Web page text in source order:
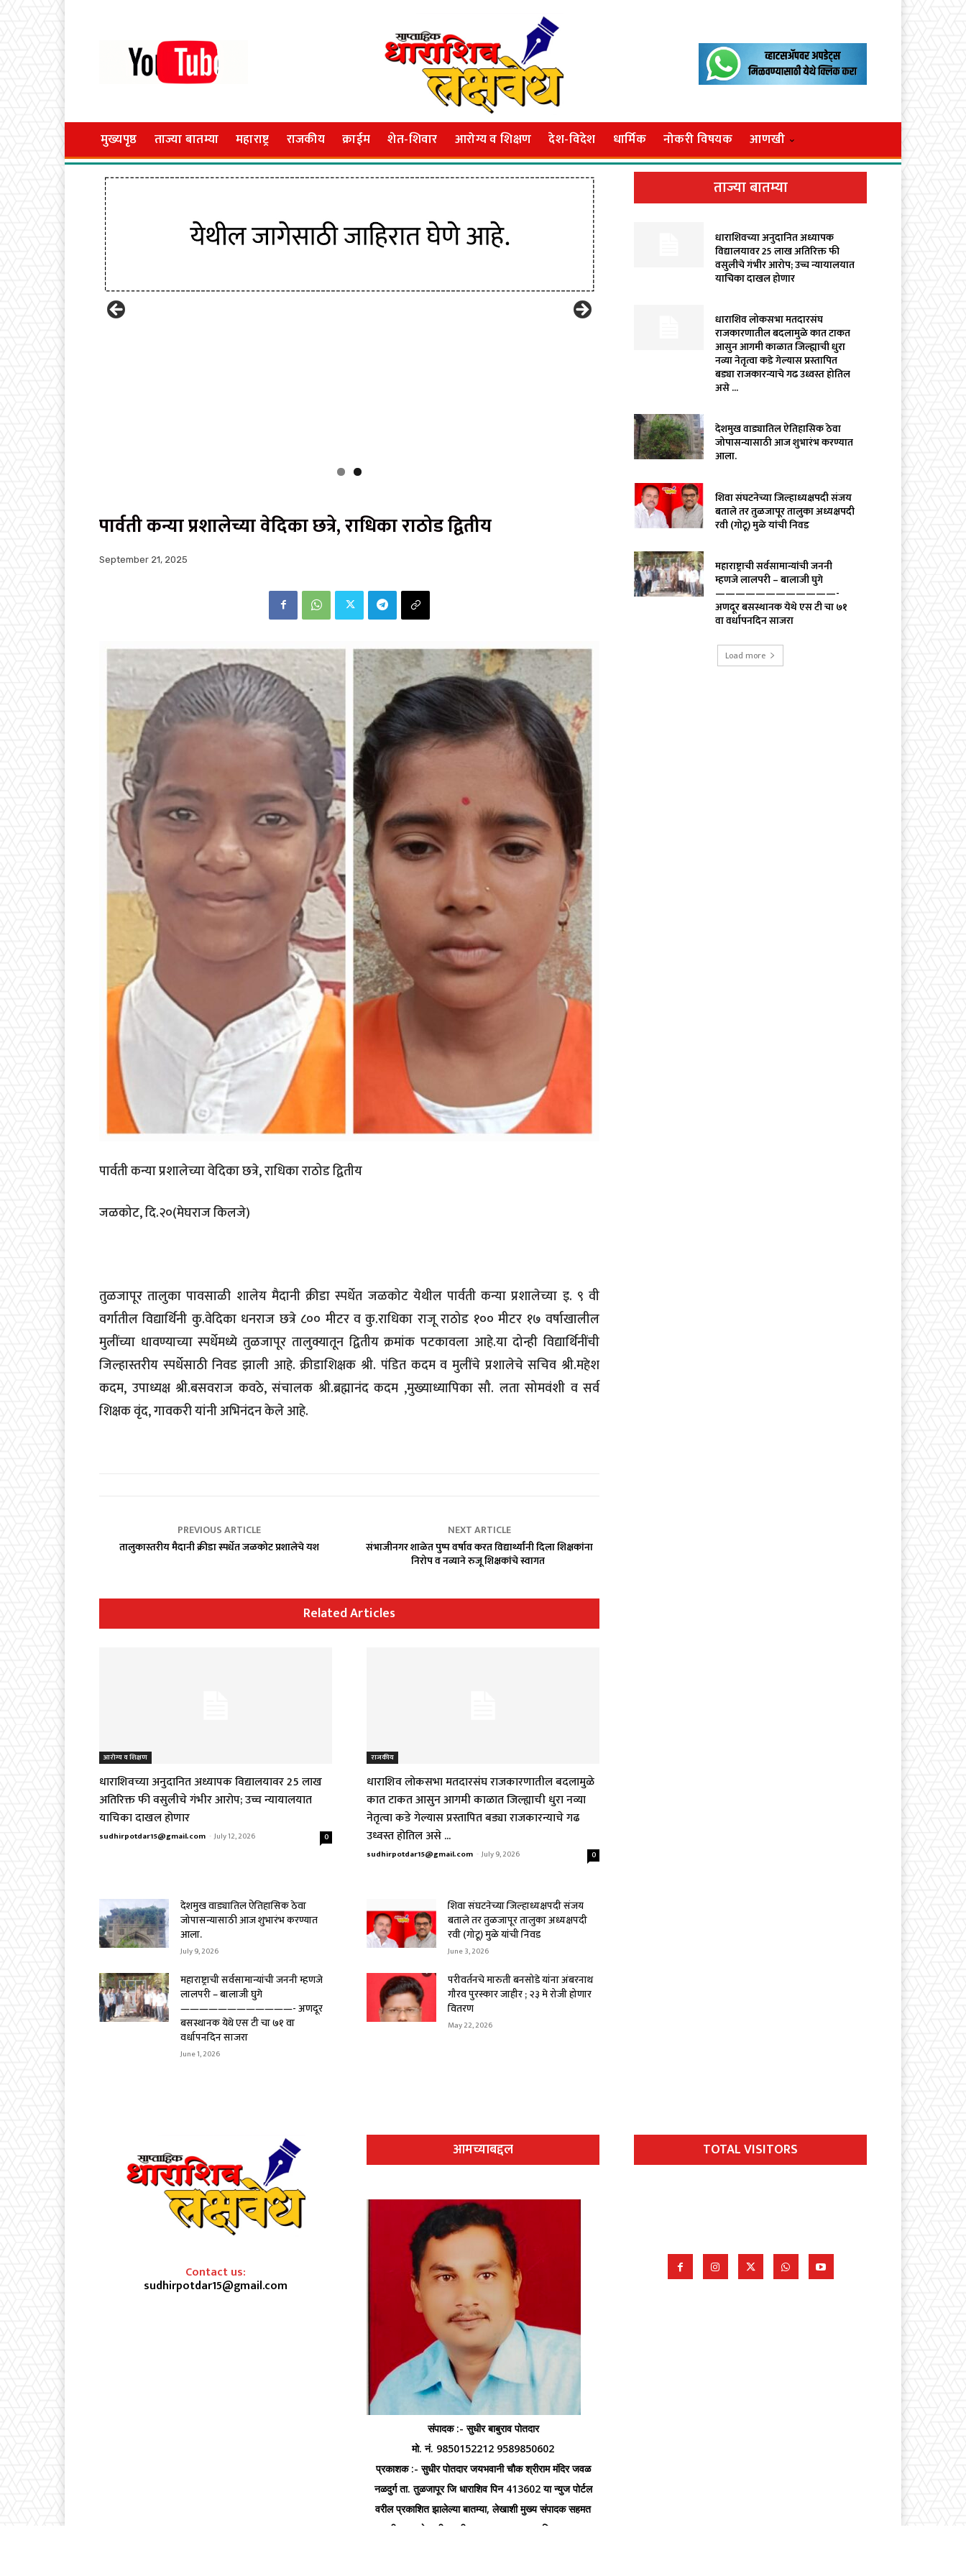
मुख्यपृष्ठ ताज्या बातम्या महाराष्ट्र राजकीय क्राईम शेत-शिवार आरोग्य व शिक्षण देश-विदेश धार्मिक नोकरी विषयक आणखी
पार्वती कन्या प्रशालेच्या वेदिका छत्रे, राधिका राठोड द्वितीय
September 21, 2025
पार्वती कन्या प्रशालेच्या वेदिका छत्रे, राधिका राठोड द्वितीय
जळकोट, दि.२०(मेघराज किलजे)
तुळजापूर तालुका पावसाळी शालेय मैदानी क्रीडा स्पर्धेत जळकोट येथील पार्वती कन्या प्रशालेच्या इ. ९ वी
वर्गातील विद्यार्थिनी कु.वेदिका धनराज छत्रे ८०० मीटर व कु.राधिका राजू राठोड १०० मीटर १७ वर्षाखालील
मुलींच्या धावण्याच्या स्पर्धेमध्ये तुळजापूर तालुक्यातून द्वितीय क्रमांक पटकावला आहे.या दोन्ही विद्यार्थिनींची
जिल्हास्तरीय स्पर्धेसाठी निवड झाली आहे. क्रीडाशिक्षक श्री. पंडित कदम व मुलींचे प्रशालेचे सचिव श्री.महेश
कदम, उपाध्यक्ष श्री.बसवराज कवठे, संचालक श्री.ब्रह्मानंद कदम ,मुख्याध्यापिका सौ. लता सोमवंशी व सर्व
शिक्षक वृंद, गावकरी यांनी अभिनंदन केले आहे.
PREVIOUS ARTICLE
तालुकास्तरीय मैदानी क्रीडा स्पर्धेत जळकोट प्रशालेचे यश
NEXT ARTICLE
संभाजीनगर शाळेत पुष्प वर्षाव करत विद्यार्थ्यांनी दिला शिक्षकांना
निरोप व नव्याने रुजू शिक्षकांचे स्वागत
Related Articles
आरोग्य व शिक्षण
धाराशिवच्या अनुदानित अध्यापक विद्यालयावर ₹25 लाख
अतिरिक्त फी वसुलीचे गंभीर आरोप; उच्च न्यायालयात
याचिका दाखल होणार
sudhirpotdar15@gmail.com - July 12, 2026 0
राजकीय
धाराशिव लोकसभा मतदारसंघ राजकारणातील बदलामुळे
कात टाकत आसुन आगमी काळात जिल्ह्याची धुरा नव्या
नेतृत्वा कडे गेल्यास प्रस्तापित बड्या राजकारन्याचे गढ
उध्वस्त होतिल असे ...
sudhirpotdar15@gmail.com - July 9, 2026 0
देशमुख वाड्यातिल ऐतिहासिक ठेवा
जोपासन्यासाठी आज शुभारंभ करण्यात
आला.
July 9, 2026
शिवा संघटनेच्या जिल्हाध्यक्षपदी संजय
बताले तर तुळजापूर तालुका अध्यक्षपदी
रवी (गोटू) मुळे यांची निवड
June 3, 2026
महाराष्ट्राची सर्वसामान्यांची जननी म्हणजे
लालपरी – बालाजी घुगे
————————————- अणदूर
बसस्थानक येथे एस टी चा ७१ वा
वर्धापनदिन साजरा
June 1, 2026
परीवर्तनचे मारुती बनसोडे यांना अंबरनाथ
गौरव पुरस्कार जाहीर ; २३ मे रोजी होणार
वितरण
May 22, 2026
ताज्या बातम्या
धाराशिवच्या अनुदानित अध्यापक
विद्यालयावर ₹25 लाख अतिरिक्त फी
वसुलीचे गंभीर आरोप; उच्च न्यायालयात
याचिका दाखल होणार
धाराशिव लोकसभा मतदारसंघ
राजकारणातील बदलामुळे कात टाकत
आसुन आगमी काळात जिल्ह्याची धुरा
नव्या नेतृत्वा कडे गेल्यास प्रस्तापित
बड्या राजकारन्याचे गढ उध्वस्त होतिल
असे ...
देशमुख वाड्यातिल ऐतिहासिक ठेवा
जोपासन्यासाठी आज शुभारंभ करण्यात
आला.
शिवा संघटनेच्या जिल्हाध्यक्षपदी संजय
बताले तर तुळजापूर तालुका अध्यक्षपदी
रवी (गोटू) मुळे यांची निवड
महाराष्ट्राची सर्वसामान्यांची जननी
म्हणजे लालपरी – बालाजी घुगे
————————————-
अणदूर बसस्थानक येथे एस टी चा ७१
वा वर्धापनदिन साजरा
Load more
Contact us:
sudhirpotdar15@gmail.com
आमच्याबद्दल
संपादक :- सुधीर बाबुराव पोतदार
मो. नं. 9850152212 9589850602
प्रकाशक :- सुधीर पोतदार जयभवानी चौक श्रीराम मंदिर जवळ
नळदुर्ग ता. तुळजापूर जि धाराशिव पिन 413602 या न्युज पोर्टल
वरील प्रकाशित झालेल्या बातम्या, लेखाशी मुख्य संपादक सहमत
असतीलच असे नाही. काही वाद उद्भभवल्यास धाराशिव न्यायालया
TOTAL VISITORS